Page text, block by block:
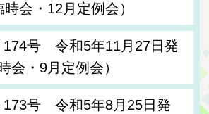
会・12月定例会）
174号 令和5年11月27日発
会・9月定例会）
173号 令和5年8月25日発